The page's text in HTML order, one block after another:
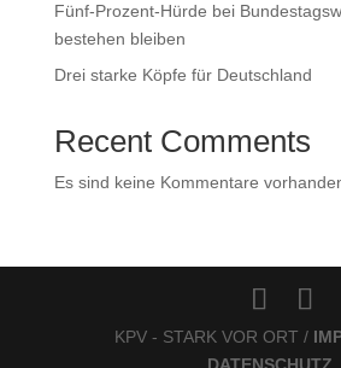
Fünf-Prozent-Hürde bei
bestehen bleiben
Drei starke Köpfe für Deutschland
Recent Comments
Es sind keine Kommentare
KPV - STARK VOR ORT /